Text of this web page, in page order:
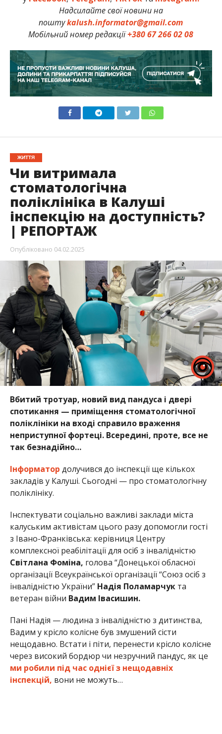
Надсилайте свої новини на
поштуkalush.informator@gmail.com
Мобільний номер редакції+380 67 266 02 08
ЖИТТЯ
Чи витримала
стоматологічна
поліклініка в Калуші
інспекцію на доступність?
| РЕПОРТАЖ
Опубліковано 04.02.2025
Вбитий тротуар, новий вид пандуса і двері
спотикання — приміщення стоматологічної
поліклініки на вході справило враження
неприступної фортеці. Всередині, проте, все не
так безнадійно…
Інформатор долучився до інспекції ще кількох
закладів у Калуші. Сьогодні — про стоматологічну
поліклініку.
Інспектувати соціально важливі заклади міста
калуським активістам цього разу допомогли гості
з Івано-Франківська: керівниця Центру
комплексної реабілітації для осіб з інвалідністю
Світлана Фоміна, голова “Донецької обласної
організації Всеукраїнської організації “Союз осіб з
інвалідністю України” Надія Поламарчук та
ветеран війни Вадим Івасишин.
Пані Надія — людина з інвалідністю з дитинства,
Вадим у крісло колісне був змушений сісти
нещодавно. Встати і піти, перенести крісло колісне
через високий бордюр чи незручний пандус, як це
ми робили під час однієї з нещодавніх
інспекцій, вони не можуть…